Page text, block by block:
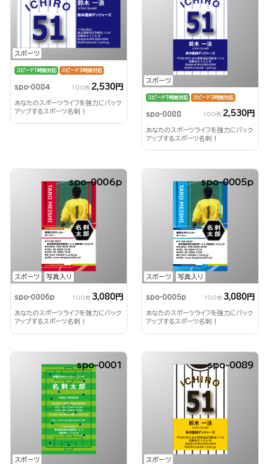
スポーツ
スピード1時間対応 スピード3時間対応
spo-0084 100枚 2,530円
あなたのスポーツライフを強力にバック
アップするスポーツ名刺！
スポーツ
スピード1時間対応 スピード3時間対応
spo-0088 100枚 2,530円
あなたのスポーツライフを強力にバック
アップするスポーツ名刺！
スポーツ 写真入り
spo-0006p
spo-0006p 100枚 3,080円
あなたのスポーツライフを強力にバック
アップするスポーツ名刺！
スポーツ 写真入り
spo-0005p
spo-0005p 100枚 3,080円
あなたのスポーツライフを強力にバック
アップするスポーツ名刺！
スポーツ
spo-0001
スポーツ
spo-0089